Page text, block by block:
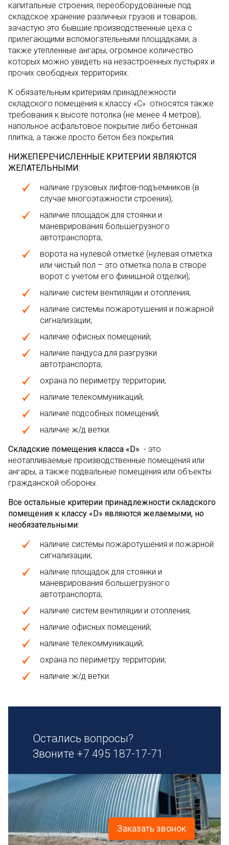
капитальные строения, переоборудованные под
складское хранение различных грузов и товаров,
зачастую это бывшие производственные цеха с
прилегающими вспомогательными площадками, а
также утепленные ангары, огромное количество
которых можно увидеть на незастроенных пустырях и
прочих свободных территориях.
К обязательным критериям принадлежности
складского помещения к классу «С» относятся также
требования к высоте потолка (не менее 4 метров),
напольное асфальтовое покрытие либо бетонная
плитка, а также просто бетон без покрытия.
НИЖЕПЕРЕЧИСЛЕННЫЕ КРИТЕРИИ ЯВЛЯЮТСЯ
ЖЕЛАТЕЛЬНЫМИ:
наличие грузовых лифтов-подъемников (в
случае многоэтажности строения);
наличие площадок для стоянки и
маневрирования большегрузного
автотранспорта;
ворота на нулевой отметке (нулевая отметка
или чистый пол – это отметка пола в створе
ворот с учетом его финишной отделки);
наличие систем вентиляции и отопления;
наличие системы пожаротушения и пожарной
сигнализации;
наличие офисных помещений;
наличие пандуса для разгрузки
автотранспорта;
охрана по периметру территории;
наличие телекоммуникаций;
наличие подсобных помещений;
наличие ж/д ветки.
Складские помещения класса «D» - это
неотапливаемые производственные помещения или
ангары, а также подвальные помещения или объекты
гражданской обороны.
Все остальные критерии принадлежности складского
помещения к классу «D» являются желаемыми, но
необязательными:
наличие системы пожаротушения и пожарной
сигнализации;
наличие площадок для стоянки и
маневрирования большегрузного
автотранспорта;
наличие систем вентиляции и отопления;
наличие офисных помещений;
наличие телекоммуникаций;
охрана по периметру территории;
наличие ж/д ветки.
Остались вопросы?
Звоните +7 495 187-17-71
Заказать звонок